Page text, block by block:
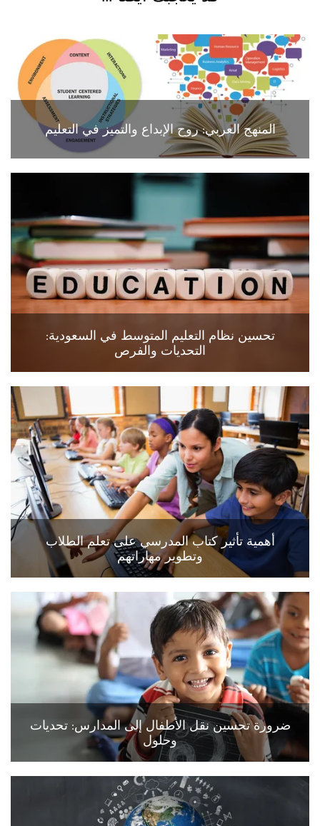
المنهج العربي: روح الإبداع والتميز في التعليم
تحسين نظام التعليم المتوسط في السعودية:
التحديات والفرص
أهمية تأثير كتاب المدرسي على تعلم الطلاب
وتطوير مهاراتهم
ضرورة تحسين نقل الأطفال إلى المدارس: تحديات
وحلول